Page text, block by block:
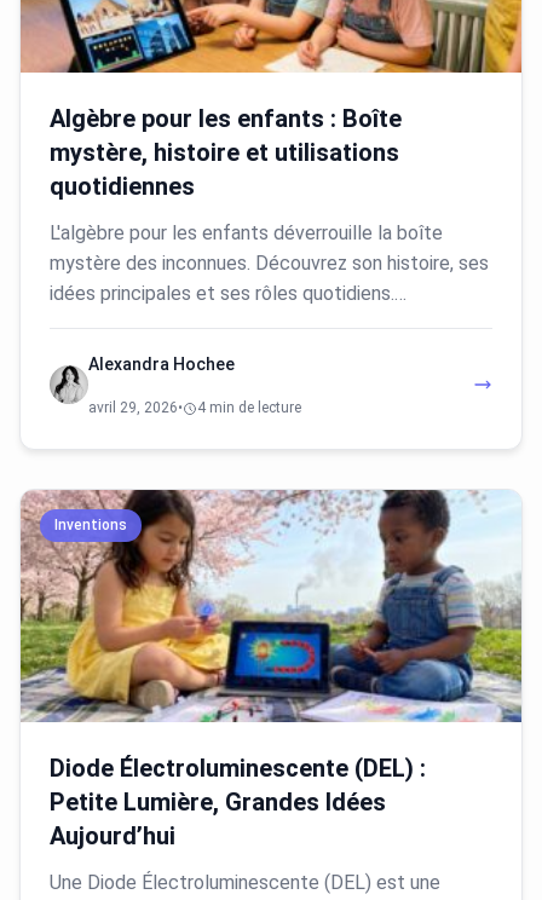
Algèbre pour les enfants : Boîte
mystère, histoire et utilisations
quotidiennes
L'algèbre pour les enfants déverrouille la boîte
mystère des inconnues. Découvrez son histoire, ses
idées principales et ses rôles quotidiens.…
Alexandra Hochee
avril 29, 2026• 4 min de lecture
Inventions
Diode Électroluminescente (DEL) :
Petite Lumière, Grandes Idées
Aujourd’hui
Une Diode Électroluminescente (DEL) est une